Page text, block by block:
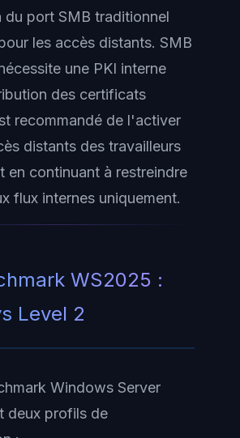
du port SMB traditionnel
les accès distants. SMB
une PKI interne
des certificats
recommandé de l'activer
distants des travailleurs
en continuant à restreindre
flux internes uniquement.
WS2025 :
Level 2
Windows Server
deux profils de